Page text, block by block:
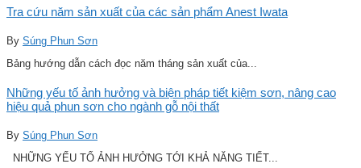
Tra cứu năm sản xuất của các sản phẩm Anest Iwata
By Súng Phun Sơn
Bảng hướng dẫn cách đọc năm tháng sản xuất của...
Những yếu tố ảnh hưởng và biện pháp tiết kiệm sơn, nâng cao
hiệu quả phun sơn cho ngành gỗ nội thất
By Súng Phun Sơn
NHỮNG YẾU TỐ ẢNH HƯỞNG TỚI KHẢ NĂNG TIẾT...